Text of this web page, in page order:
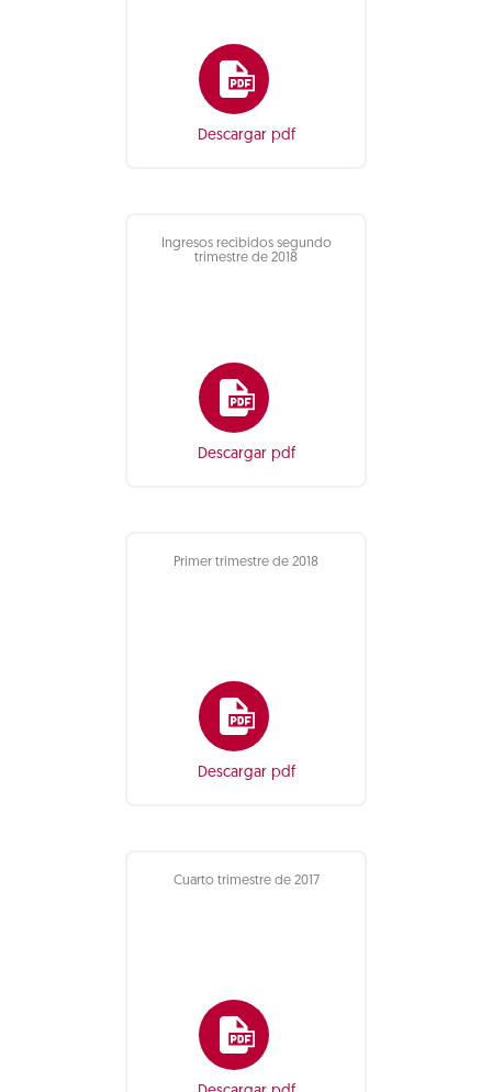
Descargar pdf
Ingresos recibidos segundo
trimestre de 2018
Descargar pdf
Primer trimestre de 2018
Descargar pdf
Cuarto trimestre de 2017